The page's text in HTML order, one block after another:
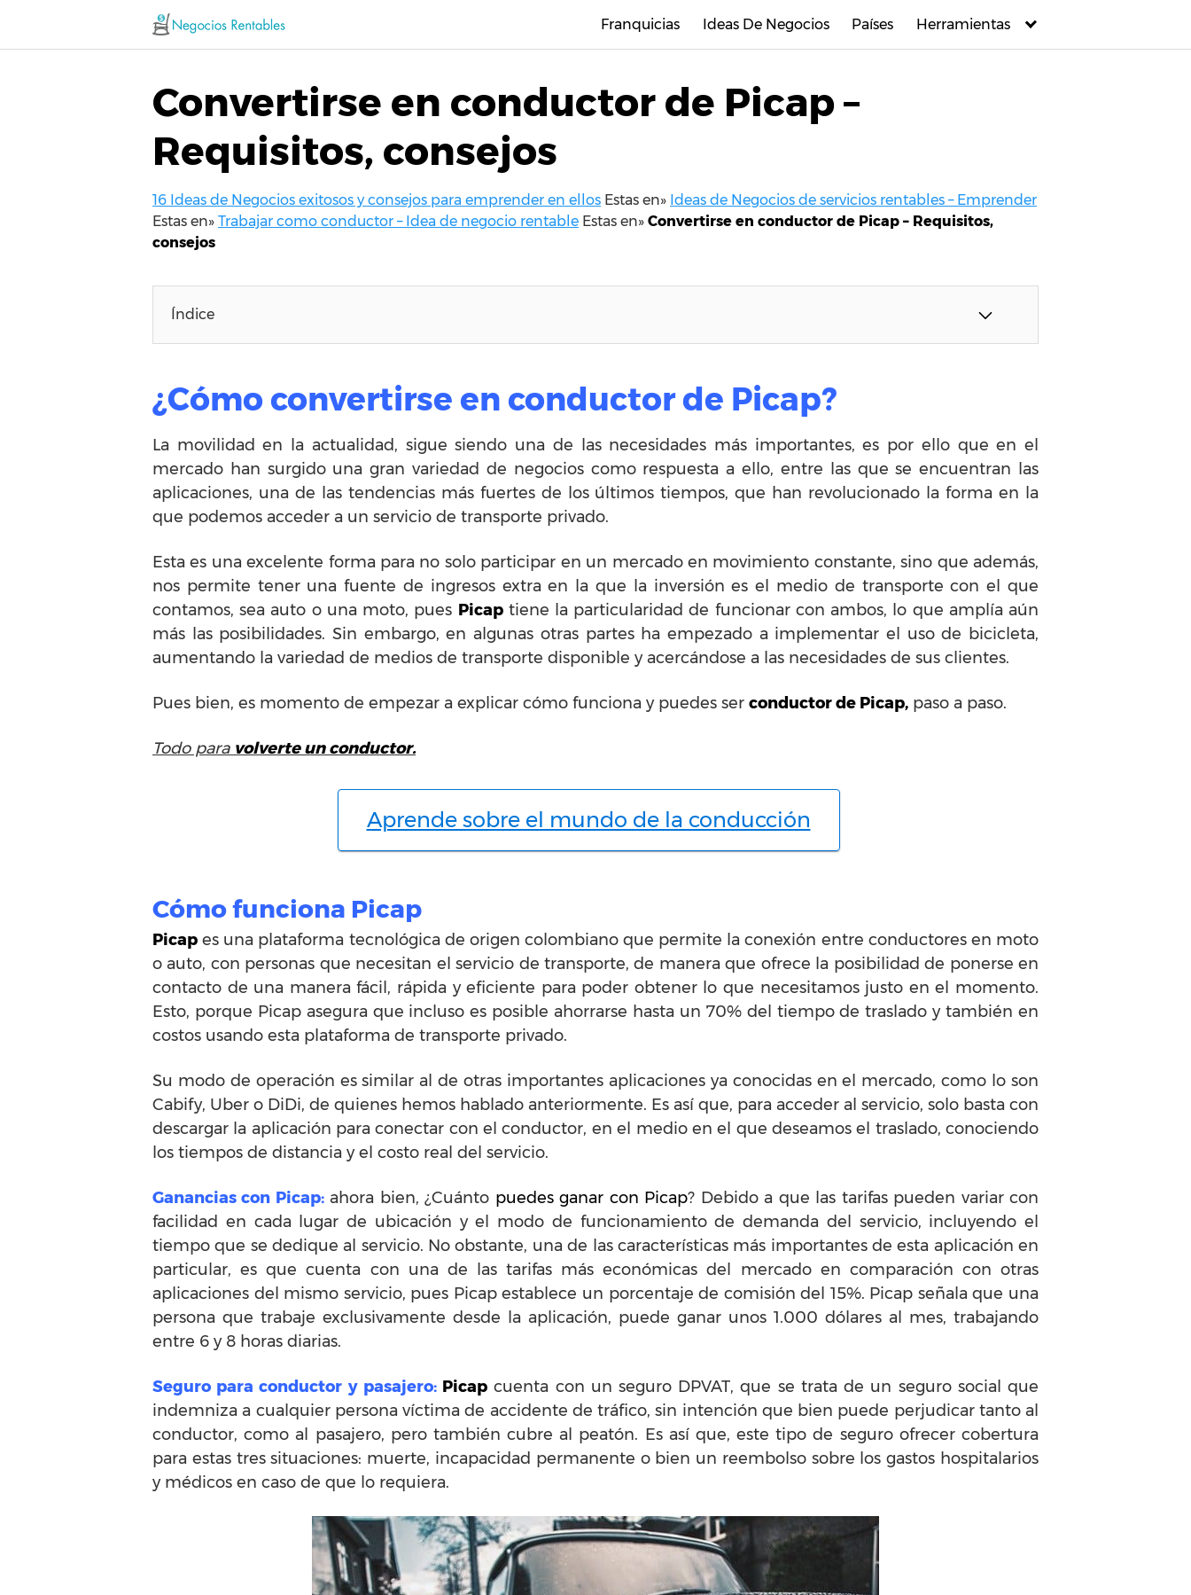
contenido
Franquicias Ideas De Negocios Países Herramientas
Convertirse en conductor de Picap –
Requisitos, consejos
16 Ideas de Negocios exitosos y consejos para emprender en ellos Estas en» Ideas de Negocios de servicios rentables – Emprender
Estas en» Trabajar como conductor – Idea de negocio rentable Estas en» Convertirse en conductor de Picap – Requisitos,
consejos
Índice
¿Cómo convertirse en conductor de Picap?
La movilidad en la actualidad, sigue siendo una de las necesidades más importantes, es por ello que en el
mercado han surgido una gran variedad de negocios como respuesta a ello, entre las que se encuentran las
aplicaciones, una de las tendencias más fuertes de los últimos tiempos, que han revolucionado la forma en la
que podemos acceder a un servicio de transporte privado.
Esta es una excelente forma para no solo participar en un mercado en movimiento constante, sino que además,
nos permite tener una fuente de ingresos extra en la que la inversión es el medio de transporte con el que
contamos, sea auto o una moto, pues Picaptiene la particularidad de funcionar con ambos, lo que amplía aún
más las posibilidades. Sin embargo, en algunas otras partes ha empezado a implementar el uso de bicicleta,
aumentando la variedad de medios de transporte disponible y acercándose a las necesidades de sus clientes.
Pues bien, es momento de empezar a explicar cómo funciona y puedes ser conductor de Picap, paso a paso.
Todo para volverte un conductor.
Aprende sobre el mundo de la conducción
Cómo funciona Picap
Picap es una plataforma tecnológica de origen colombiano que permite la conexión entre conductores en moto
o auto, con personas que necesitan el servicio de transporte, de manera que ofrece la posibilidad de ponerse en
contacto de una manera fácil, rápida y eficiente para poder obtener lo que necesitamos justo en el momento.
Esto, porque Picap asegura que incluso es posible ahorrarse hasta un 70% del tiempo de traslado y también en
costos usando esta plataforma de transporte privado.
Su modo de operación es similar al de otras importantes aplicaciones ya conocidas en el mercado, como lo son
Cabify, Uber o DiDi, de quienes hemos hablado anteriormente. Es así que, para acceder al servicio, solo basta con
descargar la aplicación para conectar con el conductor, en el medio en el que deseamos el traslado, conociendo
los tiempos de distancia y el costo real del servicio.
Ganancias con Picap:ahora bien, ¿Cuánto puedes ganar con Picap? Debido a que las tarifas pueden variar con
facilidad en cada lugar de ubicación y el modo de funcionamiento de demanda del servicio, incluyendo el
tiempo que se dedique al servicio. No obstante, una de las características más importantes de esta aplicación en
particular, es que cuenta con una de las tarifas más económicas del mercado en comparación con otras
aplicaciones del mismo servicio, pues Picap establece un porcentaje de comisión del 15%. Picap señala que una
persona que trabaje exclusivamente desde la aplicación, puede ganar unos 1.000 dólares al mes, trabajando
entre 6 y 8 horas diarias.
Seguro para conductor y pasajero: Picap cuenta con un seguro DPVAT, que se trata de un seguro social que
indemniza a cualquier persona víctima de accidente de tráfico, sin intención que bien puede perjudicar tanto al
conductor, como al pasajero, pero también cubre al peatón. Es así que, este tipo de seguro ofrecer cobertura
para estas tres situaciones: muerte, incapacidad permanente o bien un reembolso sobre los gastos hospitalarios
y médicos en caso de que lo requiera.